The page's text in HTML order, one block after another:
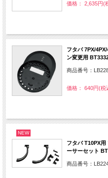
価格： 2,635円(
フタバ 7PX/
ン変更用
商品番号：
価格： 640円(税
NEW
フタバ T10PX
ーサーセット
商品番号：